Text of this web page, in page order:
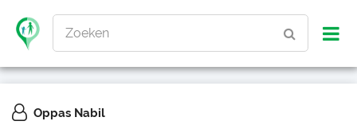
Zoeken
Oppas Nabil